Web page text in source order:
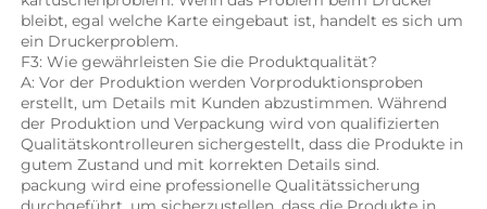
bleibt, egal welche Karte eingebaut ist, handelt es sich um
ein Druckerproblem.
F3: Wie gewährleisten Sie die Produktqualität?
A: Vor der Produktion werden Vorproduktionsproben
erstellt, um Details mit Kunden abzustimmen. Während
der Produktion und Verpackung wird von qualifizierten
Qualitätskontrolleuren sichergestellt, dass die Produkte in
gutem Zustand und mit korrekten Details sind.
packung wird eine professionelle Qualitätssicherung